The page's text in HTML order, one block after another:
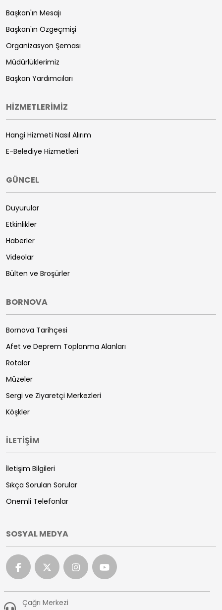
Başkan'ın Mesajı
Başkan'ın Özgeçmişi
Organizasyon Şeması
Müdürlüklerimiz
Başkan Yardımcıları
HİZMETLERİMİZ
Hangi Hizmeti Nasıl Alırım
E-Belediye Hizmetleri
GÜNCEL
Duyurular
Etkinlikler
Haberler
Videolar
Bülten ve Broşürler
BORNOVA
Bornova Tarihçesi
Afet ve Deprem Toplanma Alanları
Rotalar
Müzeler
Sergi ve Ziyaretçi Merkezleri
Köşkler
İLETİŞİM
İletişim Bilgileri
Sıkça Sorulan Sorular
Önemli Telefonlar
SOSYAL MEDYA
Çağrı Merkezi